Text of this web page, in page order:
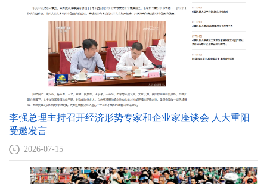
李强总理主持召开经济形势专家和企业家座谈会 人大重阳
受邀发言
2026-07-15